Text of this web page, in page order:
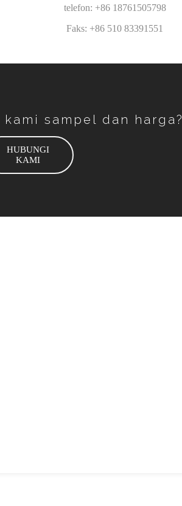
telefon: +86 18761505798
Faks: +86 510 83391551
sampel dan harga?
HUBUNGI
KAMI